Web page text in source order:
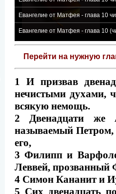
Евангелие от Матфея - глава 10
Евангелие от Матфея - глава 10
Перейти на нужную
1 И призвав
нечистыми духами,
всякую немощь.
2 Двенадцати же
называемый Петром,
его,
3 Филипп и
Леввей, прозванный
4 Симон Кананит и
5 Сих двенадцать